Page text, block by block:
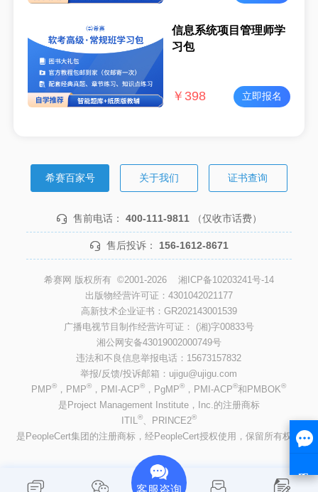
信息系统项目管理师学
习包
￥ 398 立即报名
希赛百家号 关于我们 证书查询
售前电话： 400-111-9811 （仅收市话费）
售后投诉： 156-1612-8671
希赛网 版权所有 ©2001-2026 湘ICP备10203241号-14
出版物经营许可证：4301042021177
高新技术企业证书：GR202143001539
广播电视节目制作经营许可证： (湘)字00833号
湘公网安备43019002000749号
违法和不良信息举报电话：15673157832
举报/反馈/投诉邮箱：ujigu@ujigu.com
PMP® ，PMP® ，PMI-ACP® ，PgMP® ，PMI-ACP®和PMBOK®
是Project Management Institute，Inc.的注册商标
ITIL ®、PRINCE2®
是PeopleCert集团的注册商标，经PeopleCert授权使用，保留所有权利